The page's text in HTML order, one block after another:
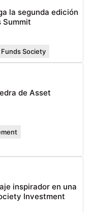
la segunda edición
Summit
Funds Society
de Asset
inspirador en una
Investment